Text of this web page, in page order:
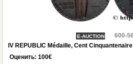
E-AUCTION
600-
IV REPUBLIC Médaille, Cent
Оценить: 100€